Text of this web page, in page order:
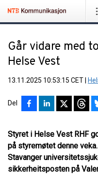
Går vidare med
Helse Vest
13.11.2025 10:53:15 CET
Del
Styret i Helse Vest RHF
på styremøtet denne
Stavanger
sikkerheitsposten på